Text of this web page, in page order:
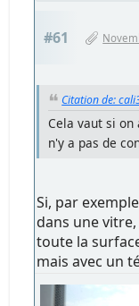
#61
Citation de:
Cela vaut si on
n'y a pas de
Si, par
dans une
toute la
mais avec un